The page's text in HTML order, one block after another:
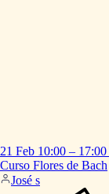
21 Feb 10:00 – 17:00
Curso Flores de Bach
José s